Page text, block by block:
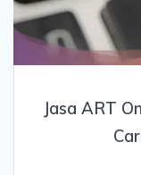
Jasa ART